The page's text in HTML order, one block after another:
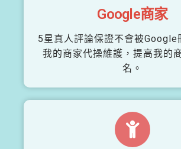
Google商家
5星真人評論保證不會被Google
我的商家代操維護，提高我的
名。